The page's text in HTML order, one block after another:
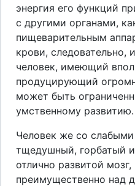
энергия его функций
с другими органами,
пищеварительным
крови, следовательно,
человек, имеющий
продуцирующий
может быть
умственному развитию.
Человек же со
тщедушный, горбатый
отлично развитой
преимущественно над